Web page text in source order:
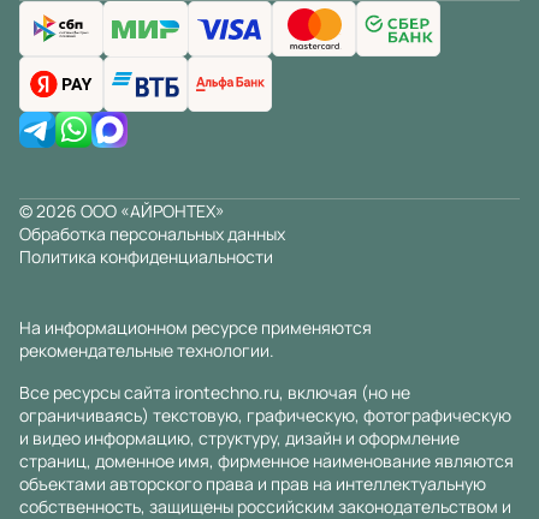
© 2026 ООО «АЙРОНТЕХ»
Обработка персональных данных
Политика конфиденциальности
На информационном ресурсе применяются
рекомендательные технологии.
Все ресурсы сайта irontechno.ru, включая (но не
ограничиваясь) текстовую, графическую, фотографическую
и видео информацию, структуру, дизайн и оформление
страниц, доменное имя, фирменное наименование являются
объектами авторского права и прав на интеллектуальную
собственность, защищены российским законодательством и